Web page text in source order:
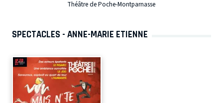
Théâtre de Poche-Montparnasse
SPECTACLES - ANNE-MARIE ETIENNE